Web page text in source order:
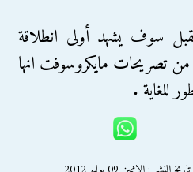
سوف يشهد أولى انطلاقة
ونجد من تصريحات مايكروسوفت انها
للغاية .